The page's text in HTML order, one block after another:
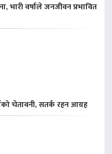
भारी वर्षाले जनजीवन प्रभावित
चेतावनी, सतर्क रहन आग्रह